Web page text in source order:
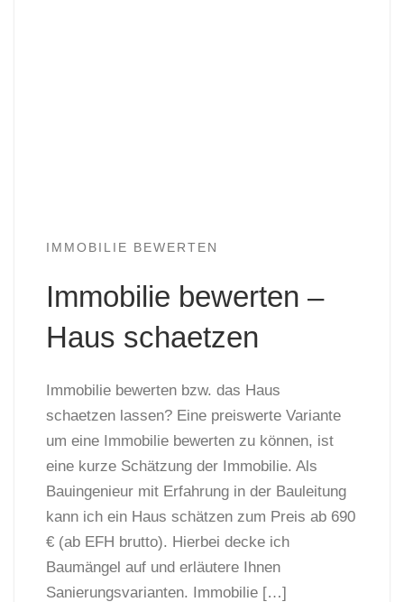
IMMOBILIE BEWERTEN
Immobilie bewerten –
Haus schaetzen
Immobilie bewerten bzw. das Haus
schaetzen lassen? Eine preiswerte Variante
um eine Immobilie bewerten zu können, ist
eine kurze Schätzung der Immobilie. Als
Bauingenieur mit Erfahrung in der Bauleitung
kann ich ein Haus schätzen zum Preis ab 690
€ (ab EFH brutto). Hierbei decke ich
Baumängel auf und erläutere Ihnen
Sanierungsvarianten. Immobilie […]